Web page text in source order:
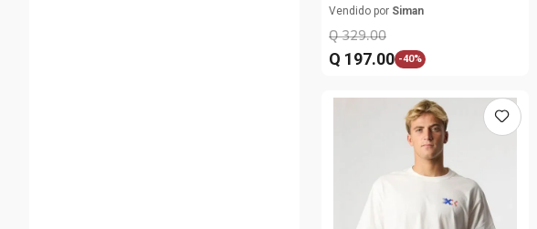
estampada para hombre
Vendido por Siman
Q 329.00
Q 197.00 -40%